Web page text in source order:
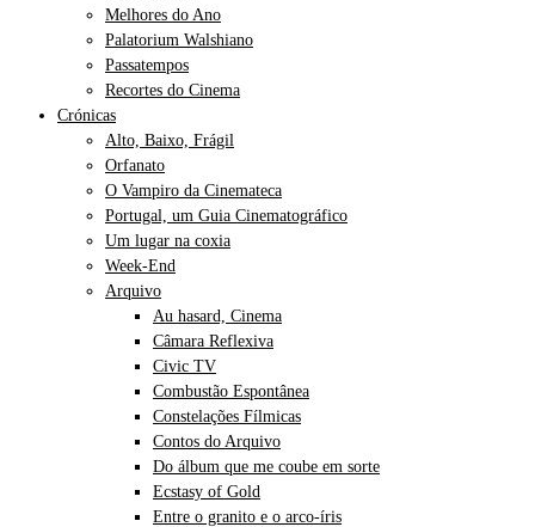
Melhores do Ano
Palatorium Walshiano
Passatempos
Recortes do Cinema
Crónicas
Alto, Baixo, Frágil
Orfanato
O Vampiro da Cinemateca
Portugal, um Guia Cinematográfico
Um lugar na coxia
Week-End
Arquivo
Au hasard, Cinema
Câmara Reflexiva
Civic TV
Combustão Espontânea
Constelações Fílmicas
Contos do Arquivo
Do álbum que me coube em sorte
Ecstasy of Gold
Entre o granito e o arco-íris